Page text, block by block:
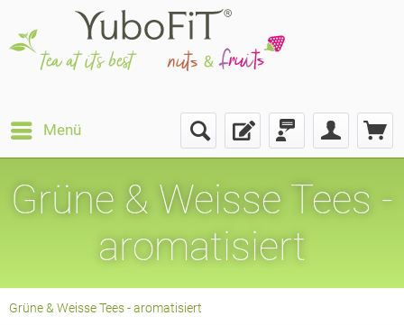
Menü
Grüne & Weisse Tees -
aromatisiert
Grüne & Weisse Tees - aromatisiert